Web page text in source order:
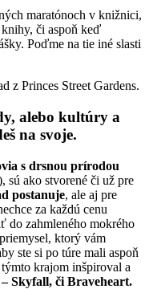
maratónoch v knižnici,
či aspoň keď
Poďme na tie iné slasti
z Princes Street Gardens.
alebo kultúry a
na svoje.
s drsnou prírodou
sú ako stvorené či už pre
postanuje, ale aj pre
za každú cenu
do zahmleného mokrého
ktorý vám
ste si po túre mali aspoň
krajom inšpiroval a
Skyfall, či Braveheart.